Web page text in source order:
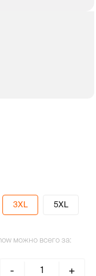
3XL 5XL
можно всего за:
- +